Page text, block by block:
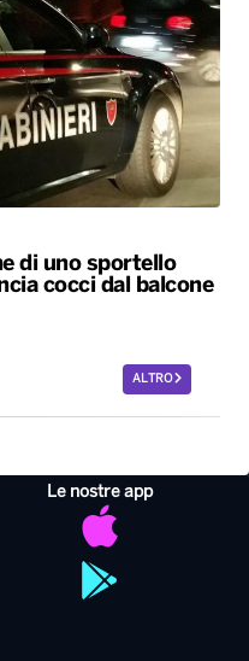
di uno sportello
cocci dal balcone
ALTRO
Le nostre app